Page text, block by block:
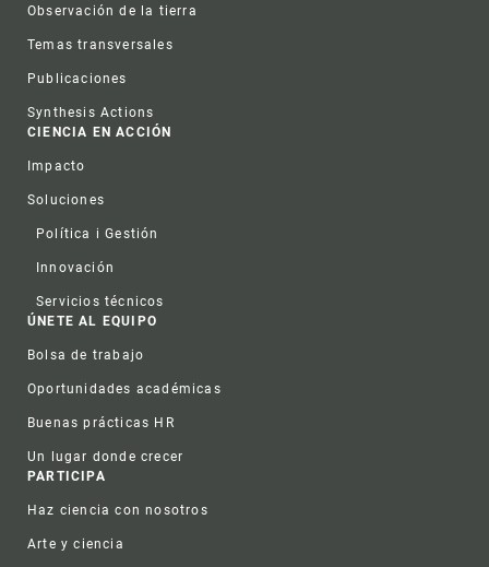
Observación de la tierra
Temas transversales
Publicaciones
Synthesis Actions
CIENCIA EN ACCIÓN
Impacto
Soluciones
Política i Gestión
Innovación
Servicios técnicos
ÚNETE AL EQUIPO
Bolsa de trabajo
Oportunidades académicas
Buenas prácticas HR
Un lugar donde crecer
PARTICIPA
Haz ciencia con nosotros
Arte y ciencia